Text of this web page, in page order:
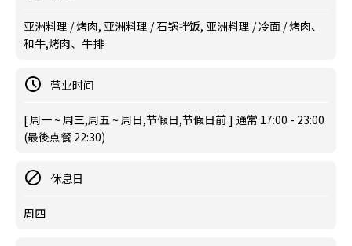
亚洲料理 / 烤肉, 亚洲料理 / 石锅拌饭, 亚洲料理 / 冷面 / 烤肉、
和牛,烤肉、牛排
营业时间
[ 周一 ~ 周三,周五 ~ 周日,节假日,节假日前 ] 通常 17:00 - 23:00
(最後点餐 22:30)
休息日
周四